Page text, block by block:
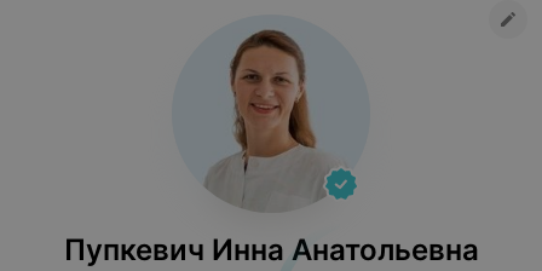
Пупкевич Инна Анатольевна